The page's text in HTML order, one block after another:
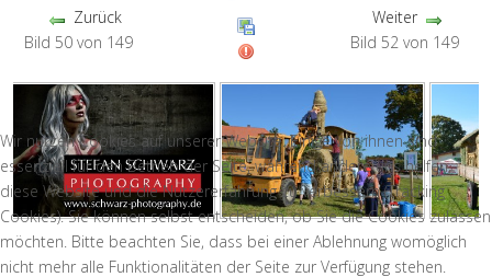
Zurück
Bild 50 von 149
Weiter
Bild 52 von 149
Wir nutzen Cookies auf unserer Website. Einige von ihnen sind
essenziell für den Betrieb der Seite, während andere uns helfen,
diese Website und die Nutzererfahrung zu verbessern (Tracking
Cookies). Sie können selbst entscheiden, ob Sie die Cookies zulassen
möchten. Bitte beachten Sie, dass bei einer Ablehnung womöglich
nicht mehr alle Funktionalitäten der Seite zur Verfügung stehen.